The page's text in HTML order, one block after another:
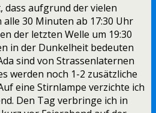
dass aufgrund der vielen
30 Minuten ab 17:30 Uhr
der letzten Welle um 19:30
in der Dunkelheit bedeuten
sind von Strassenlaternen
werden noch 1-2 zusätzliche
eine Stirnlampe verzichte ich
Den Tag verbringe ich in